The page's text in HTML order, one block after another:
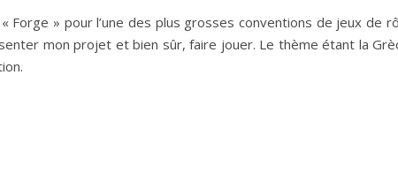
« Forge » pour l’une des plus grosses conventions de jeux de
mon projet et bien sûr, faire jouer. Le thème étant la